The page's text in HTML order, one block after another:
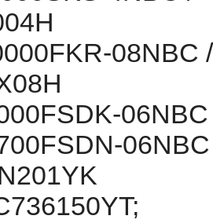
08NBC /
06NBC
06NBC